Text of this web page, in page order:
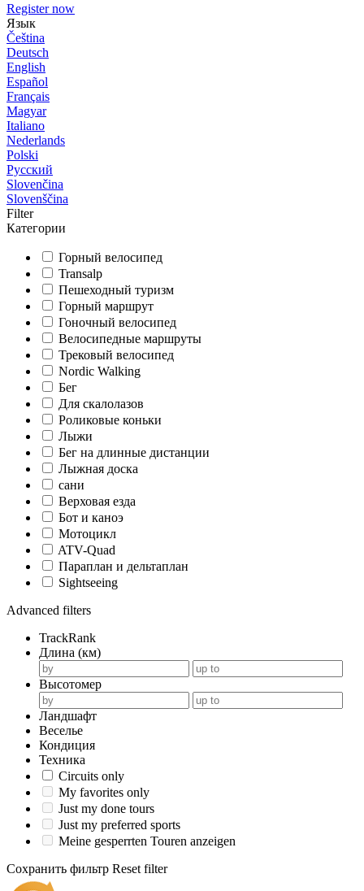
Register now
Язык
Čeština
Deutsch
English
Español
Français
Magyar
Italiano
Nederlands
Polski
Русский
Slovenčina
Slovenščina
Filter
Категории
Горный велосипед
Transalp
Пешеходный туризм
Горный маршрут
Гоночный велосипед
Велосипедные маршруты
Трековый велосипед
Nordic Walking
Бег
Для скалолазов
Роликовые коньки
Лыжи
Бег на длинные дистанции
Лыжная доска
сани
Верховая езда
Бот и каноэ
Мотоцикл
ATV-Quad
Параплан и дельтаплан
Sightseeing
Advanced filters
TrackRank
Длина (км)
Высотомер
Ландшафт
Веселье
Кондиция
Техника
Circuits only
My favorites only
Just my done tours
Just my preferred sports
Meine gesperrten Touren anzeigen
Сохранить фильтр Reset filter